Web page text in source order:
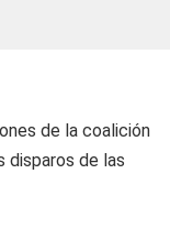
de la coalición
disparos de las